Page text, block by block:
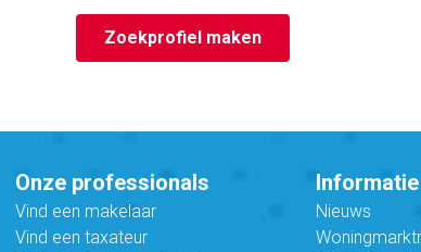
Zoekprofiel maken
Onze professionals
Vind een makelaar
Vind een taxateur
Informatie
Nieuws